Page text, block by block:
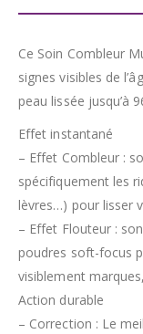
Ce Soin Combleur
signes visibles de
peau lissée jusqu’à
Effet instantané
– Effet Combleur :
spécifiquement les
lèvres…) pour lisser
– Effet Flouteur :
poudres soft-focus
visiblement
Action durable
– Correction : Le